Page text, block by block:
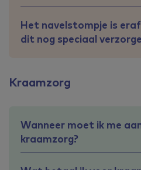
Het navelstompje is
dit nog speciaal
Kraamzorg
Wanneer moet ik me
kraamzorg?